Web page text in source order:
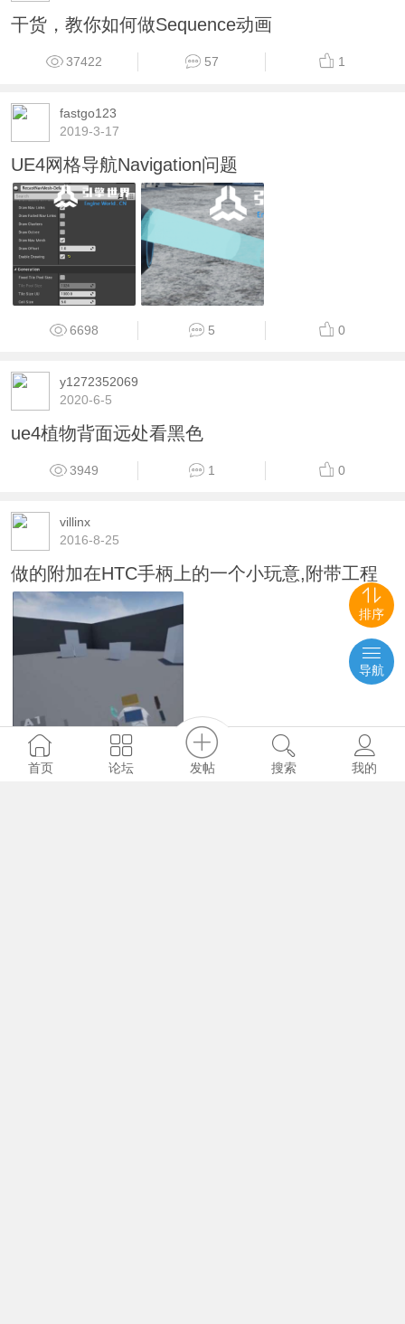
干货，教你如何做Sequence动画
37422 57 1
fastgo123
2019-3-17
UE4网格导航Navigation问题
6698 5 0
y1272352069
2020-6-5
ue4植物背面远处看黑色
3949 1 0
villinx
2016-8-25
做的附加在HTC手柄上的一个小玩意,附带工程
首页 论坛 发帖 搜索 我的
排序
导航